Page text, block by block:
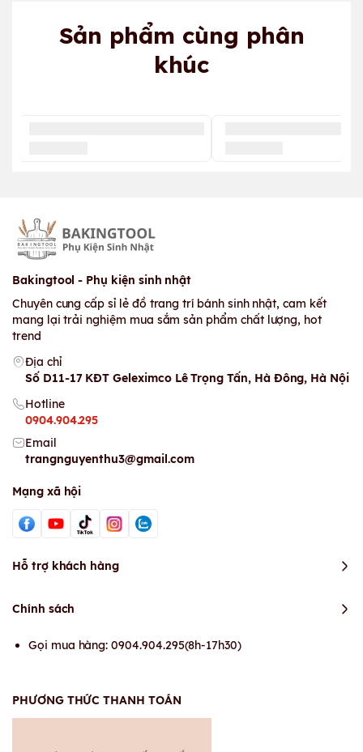
Sản phẩm cùng phân
khúc
Bakingtool - Phụ kiện sinh nhật
Chuyên cung cấp sỉ lẻ đồ trang trí bánh sinh nhật, cam kết
mang lại trải nghiệm mua sắm sản phẩm chất lượng, hot
trend
Địa chỉ
Số D11-17 KĐT Geleximco Lê Trọng Tấn, Hà Đông, Hà Nội
Hotline
0904.904.295
Email
trangnguyenthu3@gmail.com
Mạng xã hội
Hỗ trợ khách hàng
Chính sách
Gọi mua hàng: 0904.904.295(8h-17h30)
PHƯƠNG THỨC THANH TOÁN